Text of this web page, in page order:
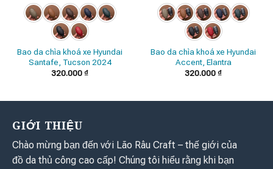
Bao da chìa khoá xe Hyundai
Santafe, Tucson 2024
320.000₫
Bao da chìa khoá xe Hyundai
Accent, Elantra
320.000₫
GIỚI THIỆU
Chào mừng bạn đến với Lão Râu Craft – thế giới của
đồ da thủ công cao cấp! Chúng tôi hiểu rằng khi bạn